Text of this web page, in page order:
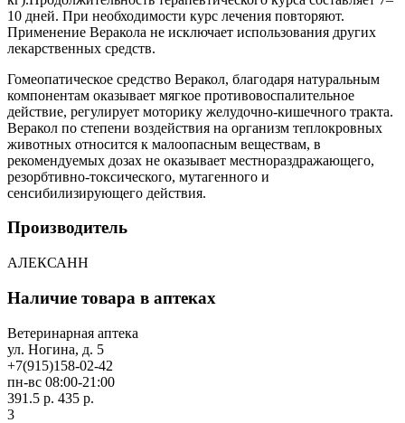
10 дней. При необходимости курс лечения повторяют.
Применение Веракола не исключает использования других
лекарственных средств.
Гомеопатическое средство Веракол, благодаря натуральным
компонентам оказывает мягкое противовоспалительное
действие, регулирует моторику желудочно-кишечного тракта.
Веракол по степени воздействия на организм теплокровных
животных относится к малоопасным веществам, в
рекомендуемых дозах не оказывает местнораздражающего,
резорбтивно-токсического, мутагенного и
сенсибилизирующего действия.
Производитель
АЛЕКСАНН
Наличие товара в аптеках
Ветеринарная аптека
ул. Ногина, д. 5
+7(915)158-02-42
пн-вс 08:00-21:00
391.5 р. 435 р.
3